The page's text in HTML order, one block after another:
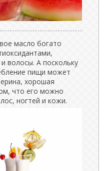
масло богато
волосы. А поскольку
пищи может
хорошая
что его можно
ногтей и кожи.